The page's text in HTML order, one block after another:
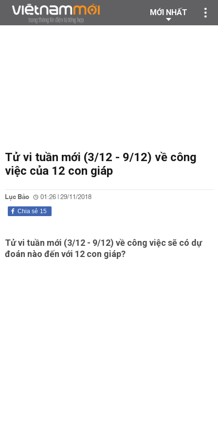
MỚI NHẤT
Tử vi tuần mới (3/12 - 9/12) về công
việc của 12 con giáp
Lục Bảo 01:26 | 29/11/2018
15
Chia sẻ
Tử vi tuần mới (3/12 - 9/12) về công việc sẽ có dự
đoán nào đến với 12 con giáp?